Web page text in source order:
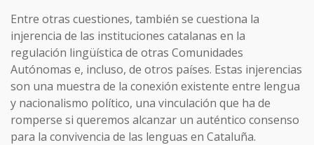
Entre otras cuestiones, también se cuestiona la
injerencia de las instituciones catalanas en la
regulación lingüística de otras Comunidades
Autónomas e, incluso, de otros países. Estas injerencias
son una muestra de la conexión existente entre lengua
y nacionalismo político, una vinculación que ha de
romperse si queremos alcanzar un auténtico consenso
para la convivencia de las lenguas en Cataluña.